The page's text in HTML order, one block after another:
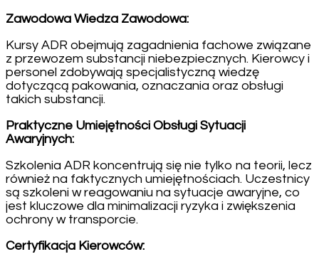
Zawodowa Wiedza Zawodowa:
Kursy ADR obejmują zagadnienia fachowe związane
z przewozem substancji niebezpiecznych. Kierowcy i
personel zdobywają specjalistyczną wiedzę
dotyczącą pakowania, oznaczania oraz obsługi
takich substancji.
Praktyczne Umiejętności Obsługi Sytuacji
Awaryjnych:
Szkolenia ADR koncentrują się nie tylko na teorii, lecz
również na faktycznych umiejętnościach. Uczestnicy
są szkoleni w reagowaniu na sytuacje awaryjne, co
jest kluczowe dla minimalizacji ryzyka i zwiększenia
ochrony w transporcie.
Certyfikacja Kierowców: